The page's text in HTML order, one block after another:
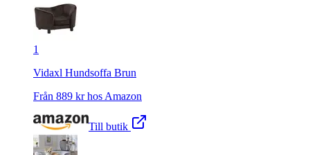
1
Vidaxl Hundsoffa Brun
Från 889 kr hos Amazon
Till butik